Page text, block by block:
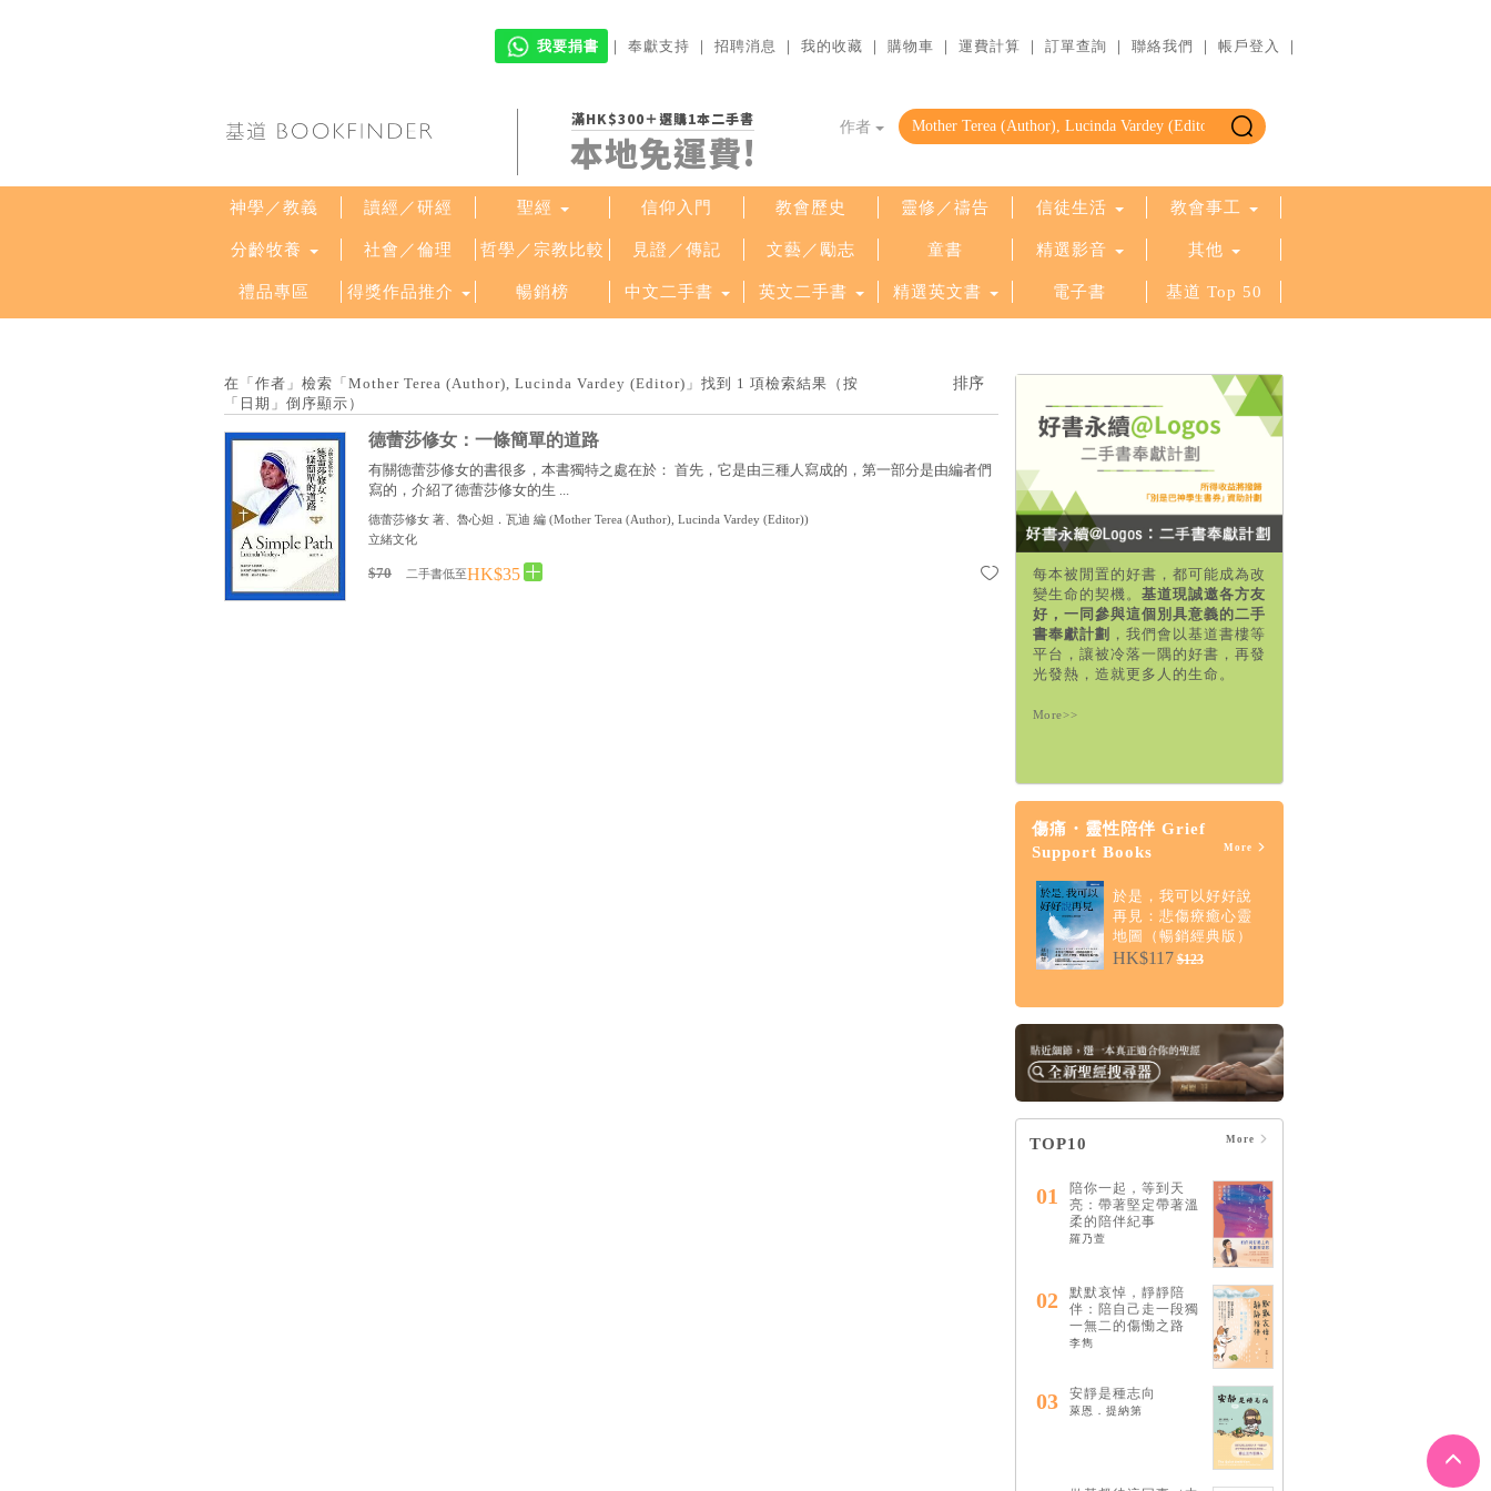
我要捐書 ｜ 奉獻支持 ｜ 招聘消息 ｜ 我的收藏 ｜ 購物車 ｜ 運費計算 ｜ 訂單查詢 ｜ 聯絡我們 ｜ 帳戶登入 ｜
滿HK$300＋選購1本二手書
本地免運費!
作者
神學／教義 讀經／研經 聖經 信仰入門 教會歷史 靈修／禱告 信徒生活 教會事工
分齡牧養 社會／倫理 哲學／宗教比較 見證／傳記 文藝／勵志 童書 精選影音 其他
禮品專區 得獎作品推介 暢銷榜 中文二手書 英文二手書 精選英文書 電子書 基道 Top 50
在「作者」檢索「Mother Terea (Author), Lucinda Vardey (Editor)」找到 1 項檢索結果（按
「日期」倒序顯示）
德蕾莎修女：一條簡單的道路
有關德蕾莎修女的書很多，本書獨特之處在於： 首先，它是由三種人寫成的，第一部分是由編者們
寫的，介紹了德蕾莎修女的生 ...
德蕾莎修女 著、魯心妲．瓦迪 編 (Mother Terea (Author), Lucinda Vardey (Editor))
立緒文化
$70 二手書低至HK$35
每本被閒置的好書，都可能成為改
變生命的契機。 基道現誠邀各方友
好，一同參與這個別具意義的二手
書奉獻計劃 ，我們會以基道書樓等
平台，讓被冷落一隅的好書，再發
光發熱，造就更多人的生命。
More>>
傷痛・靈性陪伴 Grief
Support Books
More
於是，我可以好好說
再見：悲傷療癒心靈
地圖（暢銷經典版）
HK$117 $123
TOP10 More
01
陪你一起，等到天
亮：帶著堅定帶著溫
柔的陪伴紀事
羅乃萱
02
默默哀悼，靜靜陪
伴：陪自己走一段獨
一無二的傷慟之路
李雋
03 安靜是種志向
萊恩．提納第